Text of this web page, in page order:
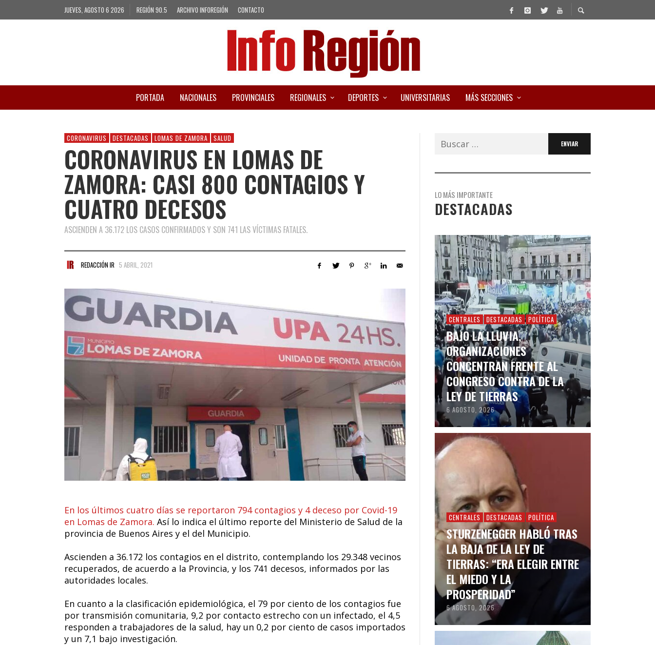
JUEVES, AGOSTO 6 2026 REGIÓN 90.5 ARCHIVO INFOREGIÓN CONTACTO
PORTADA NACIONALES PROVINCIALES REGIONALES DEPORTES UNIVERSITARIAS MÁS SECCIONES
CORONAVIRUS DESTACADAS LOMAS DE ZAMORA SALUD
CORONAVIRUS EN LOMAS DE
ZAMORA: CASI 800 CONTAGIOS Y
CUATRO DECESOS
ASCIENDEN A 36.172 LOS CASOS CONFIRMADOS Y SON 741 LAS VÍCTIMAS FATALES.
REDACCIÓN IR 5 ABRIL, 2021
En los últimos cuatro días se reportaron 794 contagios y 4 deceso por Covid-19
en Lomas de Zamora. Así lo indica el último reporte del Ministerio de Salud de la
provincia de Buenos Aires y el del Municipio.
Ascienden a 36.172 los contagios en el distrito, contemplando los 29.348 vecinos
recuperados, de acuerdo a la Provincia, y los 741 decesos, informados por las
autoridades locales.
En cuanto a la clasificación epidemiológica, el 79 por ciento de los contagios fue
por transmisión comunitaria, 9,2 por contacto estrecho con un infectado, el 4,5
responden a trabajadores de la salud, hay un 0,2 por ciento de casos importados
y un 7,1 bajo investigación.
Buscar:
LO MÁS IMPORTANTE
DESTACADAS
CENTRALES DESTACADAS POLÍTICA
BAJO LA LLUVIA,
ORGANIZACIONES
CONCENTRAN FRENTE AL
CONGRESO CONTRA DE LA
LEY DE TIERRAS
6 AGOSTO, 2026
CENTRALES DESTACADAS POLÍTICA
STURZENEGGER HABLÓ TRAS
LA BAJA DE LA LEY DE
TIERRAS: “ERA ELEGIR ENTRE
EL MIEDO Y LA
PROSPERIDAD”
6 AGOSTO, 2026